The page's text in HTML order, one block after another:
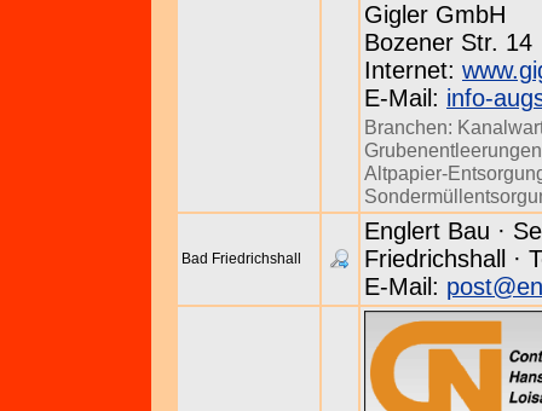
Gigler GmbH
Bozener Str. 14
Internet:
E-Mail: info-
Branchen:
Grubenentleerungen
Altpapier-
Bad Friedrichshall
Englert Bau ·
Friedrichshall ·
E-Mail: